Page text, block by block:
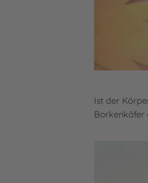
Ist der
Borkenkäfer